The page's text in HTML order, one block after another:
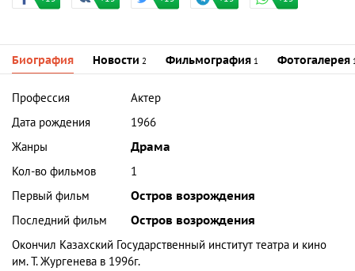
Биография Новости 2 Фильмография 1 Фотогалерея
Профессия
Актер
Дата рождения
1966
Жанры
Драма
Кол-во фильмов
1
Первый фильм
Остров возрождения
Последний фильм
Остров возрождения
Окончил Казахский Государственный институт театра и кино
им. Т. Жургенева в 1996г.